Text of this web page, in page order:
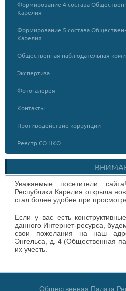
Формирование 4 состава
Карелия
Формирование 5 состава
Карелия
Общественная наблюдательная
Экспертиза
Фотогалерея
Контакты
Противодействие коррупции
Реестр СО НКО
Уважаемые посетители
Республики Карелия открыла
стал более удобен при
Если у вас есть
данного Интернет-ресурса,
свои пожелания на наш
Энгельса, д. 4 (Общественная
их учесть.
Общественная Палата